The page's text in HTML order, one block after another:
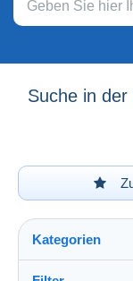
Suche in der
Kategorien